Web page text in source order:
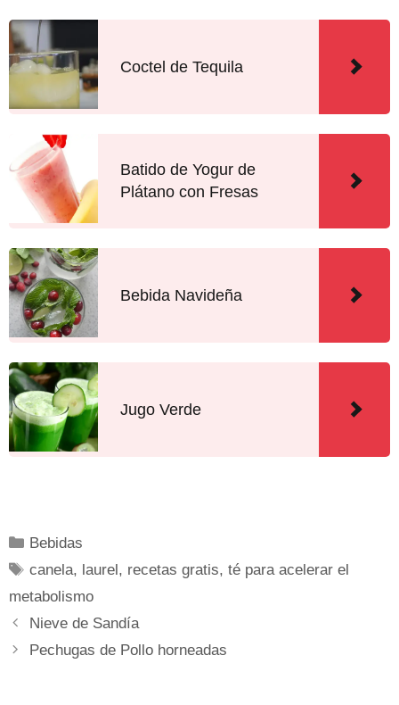
Coctel de Tequila
Batido de Yogur de
Plátano con Fresas
Bebida Navideña
Jugo Verde
Bebidas
canela, laurel, recetas gratis,té para acelerar el
metabolismo
Nieve de Sandía
Pechugas de Pollo horneadas